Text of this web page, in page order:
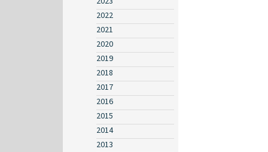
2022
2021
2020
2019
2018
2017
2016
2015
2014
2013